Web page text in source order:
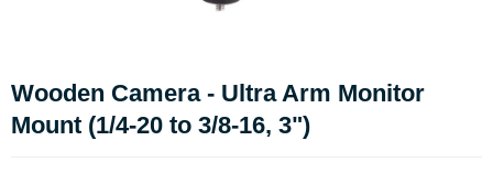
Wooden Camera - Ultra Arm Monitor
Mount (1/4-20 to 3/8-16, 3")